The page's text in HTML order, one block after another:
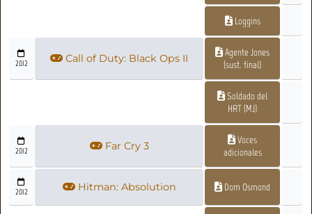
Loggins
2012 Call of Duty: Black Ops II
Agente Jones
(sust. final)
Soldado del
HRT (MJ)
2012 Far Cry 3
Voces
adicionales
2012 Hitman: Absolution Dom Osmond